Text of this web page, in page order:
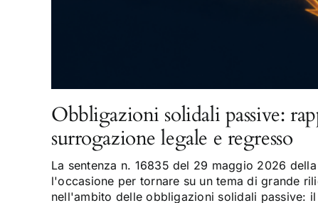
Obbligazioni solidali passive:
surrogazione legale e regresso
La sentenza n. 16835 del 29 maggio 2026
l'occasione per tornare su un tema di grande
nell'ambito delle obbligazioni solidali passive: